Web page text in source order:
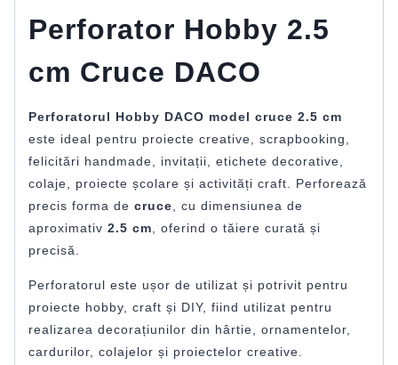
Perforator Hobby 2.5
cm Cruce DACO
Perforatorul Hobby DACO model cruce 2.5 cm
este ideal pentru proiecte creative, scrapbooking,
felicitări handmade, invitații, etichete decorative,
colaje, proiecte școlare și activități craft. Perforează
precis forma de cruce , cu dimensiunea de
aproximativ 2.5 cm , oferind o tăiere curată și
precisă.
Perforatorul este ușor de utilizat și potrivit pentru
proiecte hobby, craft și DIY, fiind utilizat pentru
realizarea decorațiunilor din hârtie, ornamentelor,
cardurilor, colajelor și proiectelor creative.